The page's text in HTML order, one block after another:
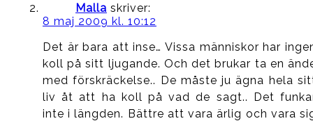
Malla skriver:
8 maj 2009 kl. 10:12
Det är bara att inse… Vissa människor har
koll på sitt ljugande. Och det brukar ta en
med förskräckelse.. De måste ju ägna hela
liv åt att ha koll på vad de sagt.. Det
inte i längden. Bättre att vara ärlig och vara